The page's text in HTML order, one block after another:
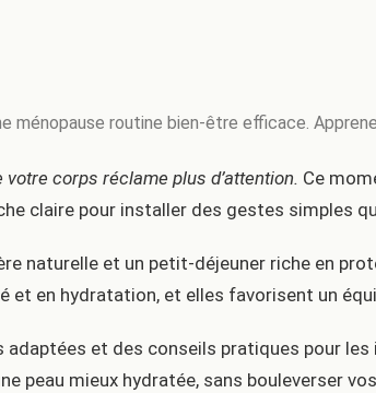
ménopause routine bien-être efficace.
corps réclame plus d’attention. Ce
claire pour installer des gestes simples
naturelle et un petit-déjeuner riche en
et en hydratation, et elles favorisent un
et des conseils pratiques pour
peau mieux hydratée, sans bouleverser